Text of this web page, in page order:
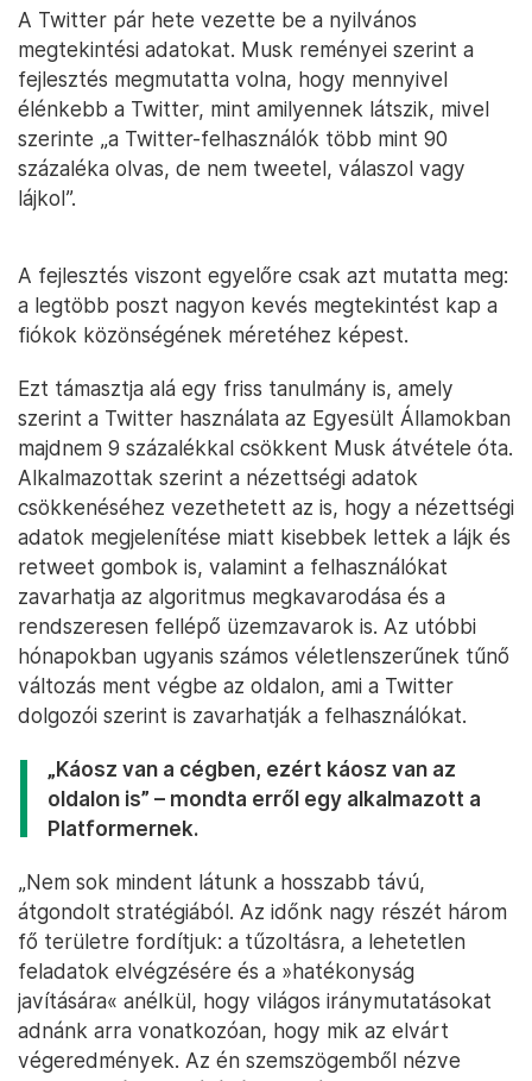
A Twitter pár hete vezette be a nyilvános
megtekintési adatokat. Musk reményei szerint a
fejlesztés megmutatta volna, hogy mennyivel
élénkebb a Twitter, mint amilyennek látszik, mivel
szerinte „a Twitter-felhasználók több mint 90
százaléka olvas, de nem tweetel, válaszol vagy
lájkol”.
A fejlesztés viszont egyelőre csak azt mutatta meg:
a legtöbb poszt nagyon kevés megtekintést kap a
fiókok közönségének méretéhez képest.
Ezt támasztja alá egy friss tanulmány is, amely
szerint a Twitter használata az Egyesült Államokban
majdnem 9 százalékkal csökkent Musk átvétele óta.
Alkalmazottak szerint a nézettségi adatok
csökkenéséhez vezethetett az is, hogy a nézettségi
adatok megjelenítése miatt kisebbek lettek a lájk és
retweet gombok is, valamint a felhasználókat
zavarhatja az algoritmus megkavarodása és a
rendszeresen fellépő üzemzavarok is. Az utóbbi
hónapokban ugyanis számos véletlenszerűnek tűnő
változás ment végbe az oldalon, ami a Twitter
dolgozói szerint is zavarhatják a felhasználókat.
„Káosz van a cégben, ezért káosz van az
oldalon is” – mondta erről egy alkalmazott a
Platformernek.
„Nem sok mindent látunk a hosszabb távú,
átgondolt stratégiából. Az időnk nagy részét három
fő területre fordítjuk: a tűzoltásra, a lehetetlen
feladatok elvégzésére és a »hatékonyság
javítására« anélkül, hogy világos iránymutatásokat
adnánk arra vonatkozóan, hogy mik az elvárt
végeredmények. Az én szemszögemből nézve